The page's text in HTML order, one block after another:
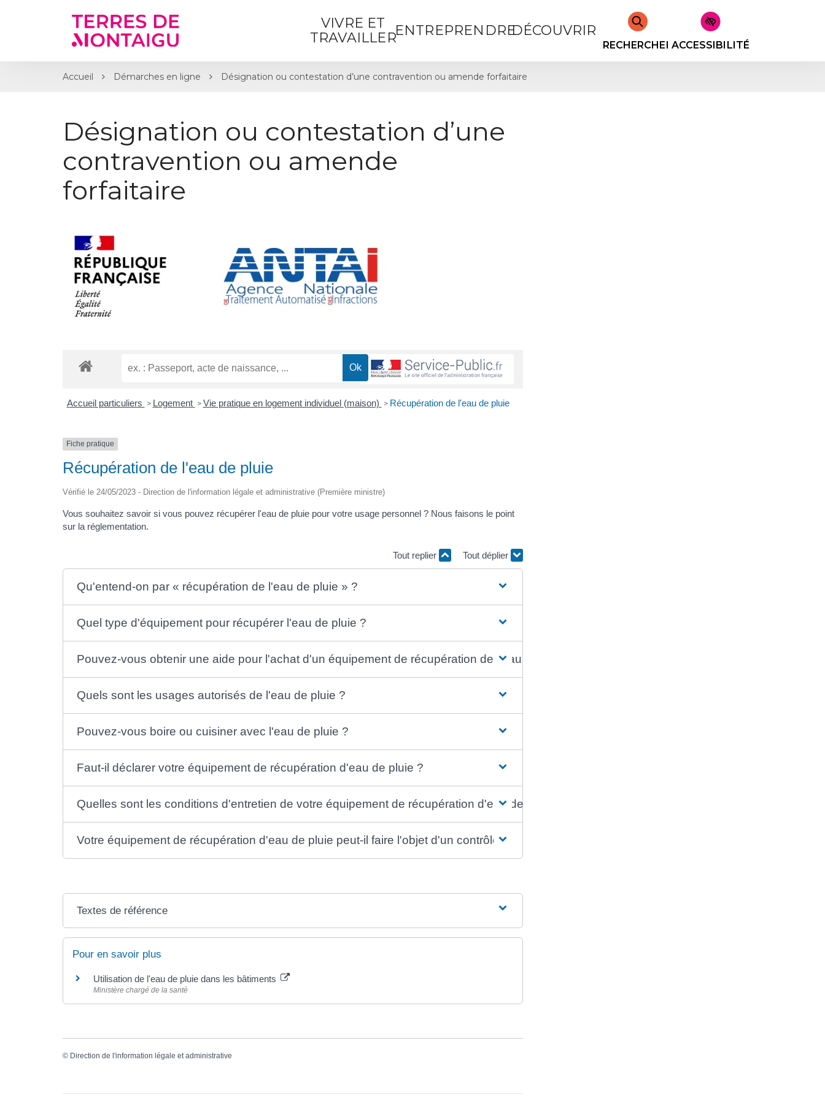
VIVRE ET
TRAVAILLERENTREPRENDREDÉCOUVRIR
RECHERCHERACCESSIBILITÉ
Accueil Démarches en ligne Désignation ou contestation d’une contravention ou amende forfaitaire
Désignation ou contestation d’une
contravention ou amende
forfaitaire
Accueil particuliers > Logement > Vie pratique en logement individuel (maison) > Récupération de l'eau de pluie
Fiche pratique
Récupération de l'eau de pluie
Vérifié le 24/05/2023 - Direction de l'information légale et administrative (Première ministre)
Vous souhaitez savoir si vous pouvez récupérer l'eau de pluie pour votre usage personnel ? Nous faisons le point
sur la réglementation.
Tout replier Tout déplier
Qu'entend-on par « récupération de l'eau de pluie » ?
Quel type d'équipement pour récupérer l'eau de pluie ?
Pouvez-vous obtenir une aide pour l'achat d'un équipement de récupération de l'eau de pluie ?
Quels sont les usages autorisés de l'eau de pluie ?
Pouvez-vous boire ou cuisiner avec l'eau de pluie ?
Faut-il déclarer votre équipement de récupération d'eau de pluie ?
Quelles sont les conditions d'entretien de votre équipement de récupération d'eau de pluie ?
Votre équipement de récupération d'eau de pluie peut-il faire l'objet d'un contrôle ?
Textes de référence
Pour en savoir plus
Utilisation de l'eau de pluie dans les bâtiments
Ministère chargé de la santé
© Direction de l'information légale et administrative